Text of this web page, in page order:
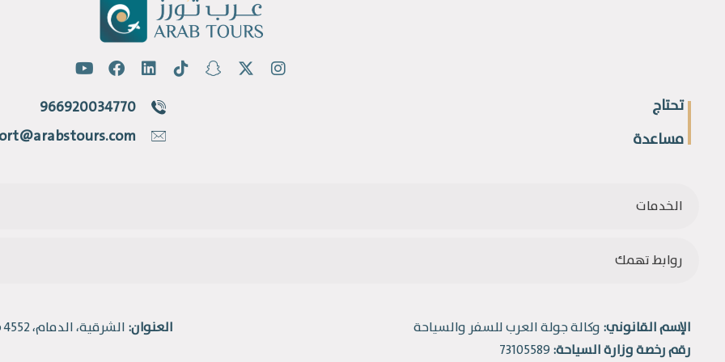
تحتاج
مساعدة
966920034770
الخدمات
روابط تهمك
الإسم القانوني: وكالة جولة العرب للسفر والسياحة
رقم رخصة وزارة السياحة:
العنوان: الشرقية، الدمام، 4552 طريق الملك فهد، حي القادسية.